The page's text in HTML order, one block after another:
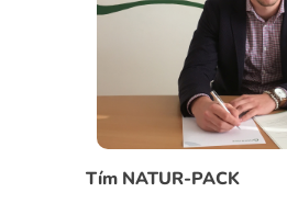
Tím NATUR-PACK